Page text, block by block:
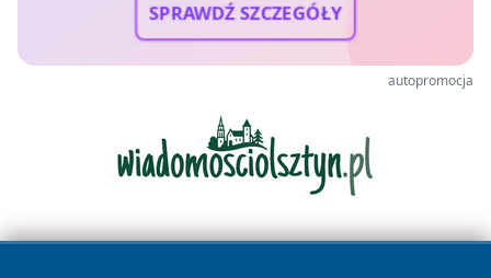
SPRAWDŹ SZCZEGÓŁY
autopromocja